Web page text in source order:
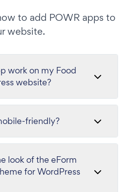
to add POWR apps to
website.
work on my Food
website?
friendly?
look of the eForm
for WordPress